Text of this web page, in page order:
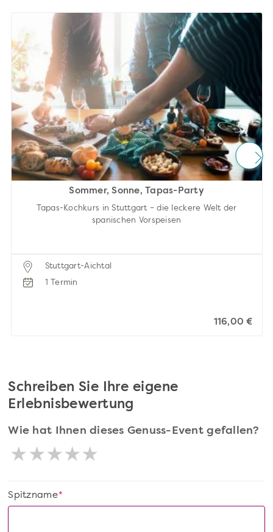
Sommer, Sonne, Tapas-Party
Tapas-Kochkurs in Stuttgart – die leckere Welt der
spanischen Vorspeisen
Stuttgart-Aichtal
1 Termin
116,00 €
Schreiben Sie Ihre eigene
Erlebnisbewertung
Wie hat Ihnen dieses Genuss-Event gefallen?
*
Spitzname